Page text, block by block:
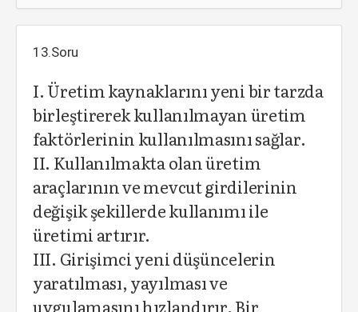
13.Soru
I. Üretim kaynaklarını yeni bir tarzda
birleştirerek kullanılmayan üretim
faktörlerinin kullanılmasını sağlar.
II. Kullanılmakta olan üretim
araçlarının ve mevcut girdilerinin
değişik şekillerde kullanımı ile
üretimi artırır.
III. Girişimci yeni düşüncelerin
yaratılması, yayılması ve
uygulamasını hızlandırır. Bir